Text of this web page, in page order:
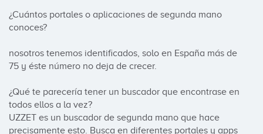
¿Cuántos portales o aplicaciones de segunda mano
conoces?
nosotros tenemos identificados, solo en España más de
75 y éste número no deja de crecer.
¿Qué te parecería tener un buscador que encontrase en
todos ellos a la vez?
UZZET es un buscador de segunda mano que hace
precisamente esto. Busca en diferentes portales y apps